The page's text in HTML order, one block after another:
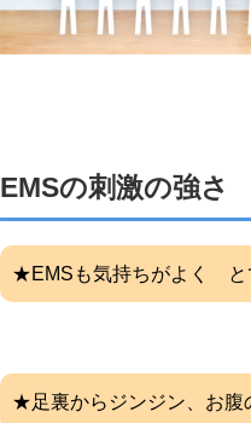
EMSの刺激の強さ
★EMSも気持ちがよく と
★足裏からジンジン、お腹